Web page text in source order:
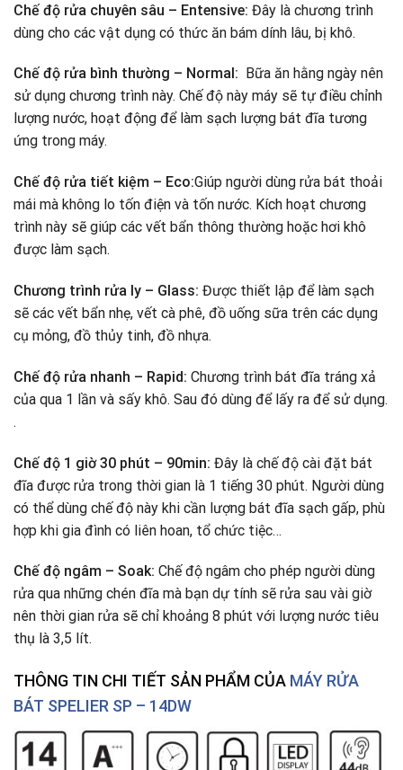
Chế độ rửa chuyên sâu – Entensive: Đây là chương trình
dùng cho các vật dụng có thức ăn bám dính lâu, bị khô.
Chế độ rửa bình thường – Normal:
Bữa ăn hằng ngày nên
sử dụng chương trình này. Chế độ này máy sẽ tự điều chỉnh
lượng nước, hoạt động để làm sạch lượng bát đĩa tương
ứng trong máy.
Chế độ rửa tiết kiệm – Eco:Giúp người dùng rửa bát thoải
mái mà không lo tốn điện và tốn nước. Kích hoạt chương
trình này sẽ giúp các vết bẩn thông thường hoặc hơi khô
được làm sạch.
Chương trình rửa ly – Glass: Được thiết lập để làm sạch
sẽ các vết bẩn nhẹ, vết cà phê, đồ uống sữa trên các dụng
cụ mỏng, đồ thủy tinh, đồ nhựa.
Chế độ rửa nhanh – Rapid: Chương trình bát đĩa tráng xả
của qua 1 lần và sấy khô. Sau đó dùng để lấy ra để sử dụng.
.
Chế độ 1 giờ 30 phút – 90min: Đây là chế độ cài đặt bát
đĩa được rửa trong thời gian là 1 tiếng 30 phút. Người dùng
có thể dùng chế độ này khi cần lượng bát đĩa sạch gấp, phù
hợp khi gia đình có liên hoan, tổ chức tiệc…
Chế độ ngâm – Soak: Chế độ ngâm cho phép người dùng
rửa qua những chén đĩa mà bạn dự tính sẽ rửa sau vài giờ
nên thời gian rửa sẽ chỉ khoảng 8 phút với lượng nước tiêu
thụ là 3,5 lít.
THÔNG TIN CHI TIẾT SẢN PHẨM CỦA MÁY RỬA
BÁT SPELIER SP – 14DW